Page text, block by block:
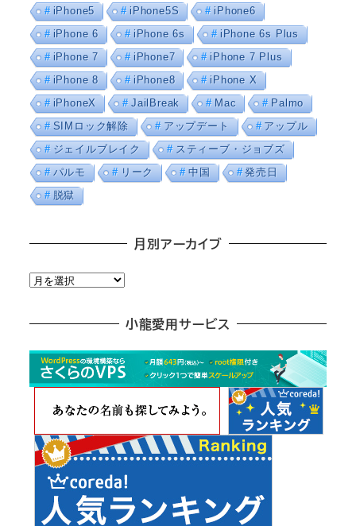
iPhone5
iPhone5S
iPhone6
iPhone 6
iPhone 6s
iPhone 6s Plus
iPhone 7
iPhone7
iPhone 7 Plus
iPhone 8
iPhone8
iPhone X
iPhoneX
JailBreak Mac
Palmo
SIMロック解除
アップデート
アップル
ジェイルブレイク
スティーブ・ジョブズ
パルモ
リーク 中国
発売日
脱獄
月別アーカイブ
月
カ
小龍愛用サービス